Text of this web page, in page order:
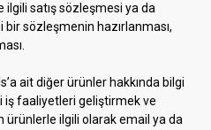
ilgili satış sözleşmesi ya da
sözleşmenin hazırlanması,
ait diğer ürünler hakkında bilgi
iş faaliyetleri geliştirmek ve
ürünlerle ilgili olarak email ya da